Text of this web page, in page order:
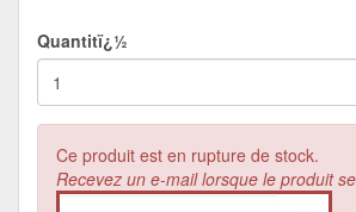
Quantitï¿½
Ce produit est en rupture de stock.
Recevez un e-mail lorsque le produit